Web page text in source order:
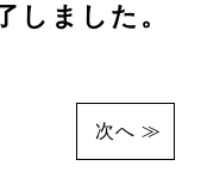
しました。
次へ